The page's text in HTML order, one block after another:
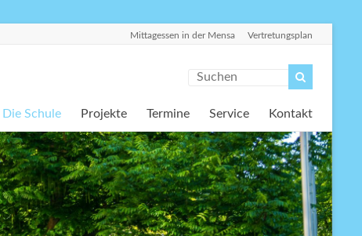
Mittagessen in der Mensa Vertretungsplan
Die Schule Projekte Termine Service Kontakt